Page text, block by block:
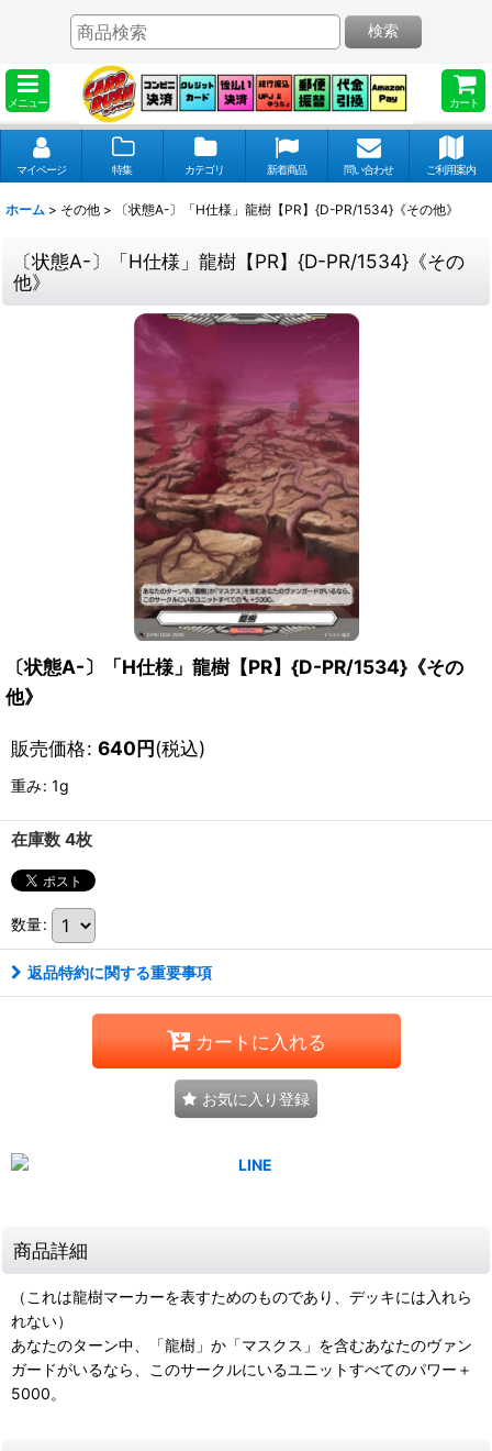
メニュー カート
検索
マイページ 特集 カテゴリ 新着商品 問い合わせ ご利用案内
ホーム > その他 > 〔状態A-〕「H仕様」龍樹【PR】{D-PR/1534}《その他》
〔状態A-〕「H仕様」龍樹【PR】{D-PR/1534}《その
他》
〔状態A-〕「H仕様」龍樹【PR】{D-PR/1534}《その
他》
販売価格: 640円(税込)
重み: 1g
在庫数 4枚
数量:
返品特約に関する重要事項
カートに入れる
お気に入り登録
商品詳細
（これは龍樹マーカーを表すためのものであり、デッキには入れら
れない）
あなたのターン中、「龍樹」か「マスクス」を含むあなたのヴァン
ガードがいるなら、このサークルにいるユニットすべてのパワー＋
5000。